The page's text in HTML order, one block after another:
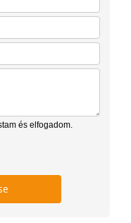
és elfogadom.